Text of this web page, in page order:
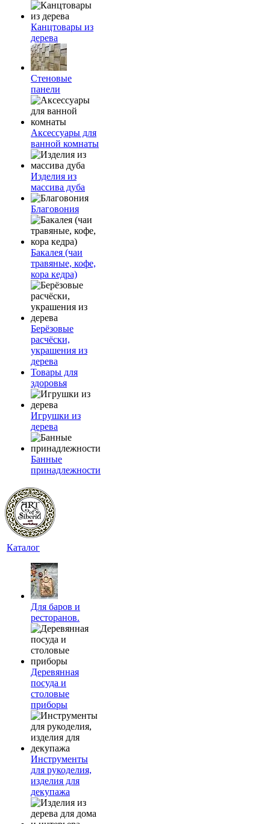
Канцтовары из
дерева
Стеновые
панели
Аксессуары для
ванной комнаты
Изделия из
массива дуба
Благовония
Бакалея (чаи
травяные, кофе,
кора кедра)
Берёзовые
расчёски,
украшения из
дерева
Товары для
здоровья
Игрушки из
дерева
Банные
принадлежности
Каталог
Для баров и
ресторанов.
Деревянная
посуда и
столовые
приборы
Инструменты
для рукоделия,
изделия для
декупажа